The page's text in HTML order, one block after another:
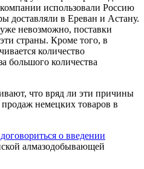
использовали Россию
доставляли в Ереван и Астану.
невозможно, поставки
страны. Кроме того, в
количество
большого количества
что вряд ли эти причины
немецких товаров в
о введении
алмазодобывающей